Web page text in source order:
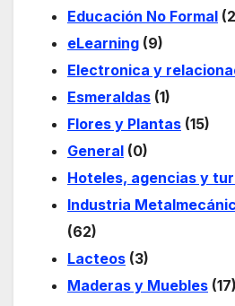
Educación No Formal
eLearning (9)
Electronica y
Esmeraldas (1)
Flores y Plantas (15)
General (0)
Hoteles, agencias y
Industria
(62)
Lacteos (3)
Maderas y Muebles (17)